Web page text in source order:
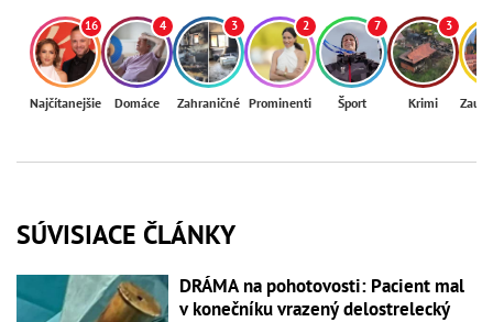
16
Najčítanejšie
4
Domáce
3
Zahraničné
2
Prominenti
7
Šport
3
Krimi
SÚVISIACE ČLÁNKY
DRÁMA na pohotovosti: Pacient mal
v konečníku vrazený delostrelecký